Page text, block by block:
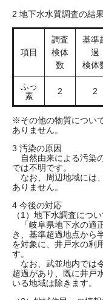
2 地下水水質調査の結
項目
調査
検体
数
基準
過
検体
ふっ
素
2 2
※その他の物質につい
ありません。
3 汚染の原因
自然由来による汚染
では不明です。
なお、周辺地域には
ありません。
4 今後の対応
（1）地下水調査につ
「岐阜県地下水の適
き、基準超過地点から
を対象に、井戸水の利
す。
なお、武並地内では
超過があり、既に井戸
いる地域は除きます。